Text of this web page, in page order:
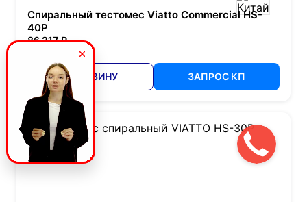
Спиральный тестомес Viatto Commercial HS-
40P
86 217 ₽
В КОРЗИНУ ЗАПРОС КП